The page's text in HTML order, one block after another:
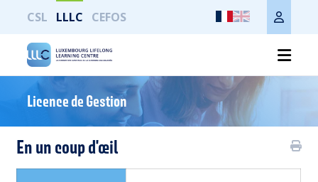
CSL LLLC CEFOS
Licence de Gestion
Imprimer toute la page
En un coup d'œil